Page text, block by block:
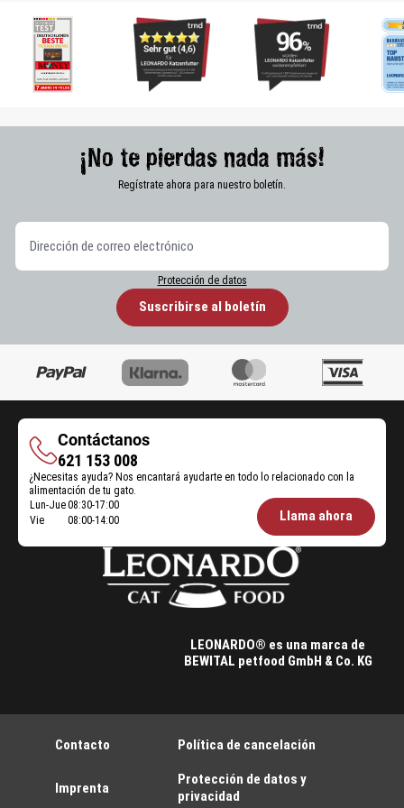
¡No te pierdas nada más!
Regístrate ahora para nuestro boletín.
Protección de datos
Suscribirse al boletín
Contáctanos
Contáctanos
621 153 008
¿Necesitas ayuda? Nos encantará ayudarte en todo lo relacionado con la
alimentación de tu gato.
Öffnungszeiten
Lun-Jue08:30-17:00
Vie
08:00-14:00 Llama ahora
LEONARDO® es una marca de
BEWITAL petfood GmbH & Co. KG
Contacto
Imprenta
Política de cancelación
Protección de datos y
privacidad